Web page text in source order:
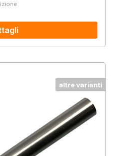
altre varianti